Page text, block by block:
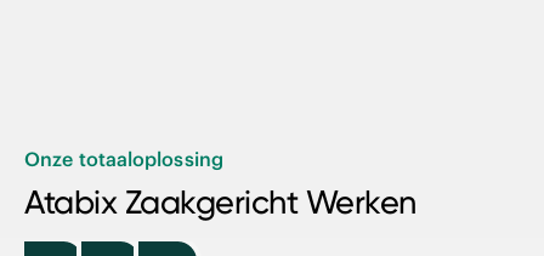
Onze totaaloplossing
Atabix Zaakgericht Werken